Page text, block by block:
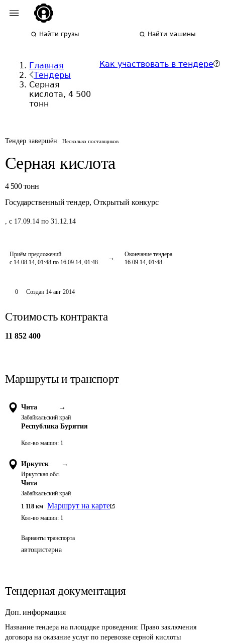
Найти грузы Найти машины
Главная
Тендеры
Серная
кислота, 4 500
тонн
Как участвовать в тендере
Тендер завершён Несколько поставщиков
Серная кислота
4 500 тонн
Государственный тендер, Открытый конкурс
, с 17.09.14 по 31.12.14
Приём предложений
с 14.08.14, 01:48 по 16.09.14, 01:48
Окончание тендера
16.09.14, 01:48
0 Создан 14 авг 2014
Стоимость контракта
11 852 400
Маршруты и транспорт
Чита →
Забайкальский край
Республика Бурятия
Кол-во машин: 1
Иркутск →
Иркутская обл.
Чита
Забайкальский край
1 118 км Маршрут на карте
Кол-во машин: 1
Варианты транспорта
автоцистерна
Тендерная документация
Доп. информация
Название тендера на площадке проведения: Право заключения
договора на оказание услуг по перевозке серной кислоты